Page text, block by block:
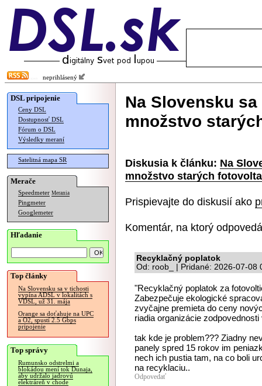
neprihlásený
DSL pripojenie
Ceny DSL
Dostupnosť DSL
Fórum o DSL
Výsledky meraní
Satelitná mapa SR
Merače
Speedmeter Merania
Pingmeter
Googlemeter
Hľadanie
Top články
Na Slovensku sa v tichosti
vypína ADSL v lokalitách s
VDSL, už 31. mája
Orange sa doťahuje na UPC
a O2, spustí 2.5 Gbps
pripojenie
Top správy
Rumunsko odstrelmi a
blokádou mení tok Dunaja,
aby udržalo jadrovú
elektráreň v chode
Na Slovensku
množstvo
Diskusia k článku: Na
množstvo starých
Prispievajte do diskusií ako
Komentár, na ktorý
Recyklačný poplatok
Od: roob_ | Pridané: 2026-07-08
"Recyklačný poplatok za
Zabezpečuje ekologické
zvyčajne premieta do ceny
riadia organizácie
tak kde je problem??? Ziadny
panely spred 15 rokov im
nech ich pustia tam, na co boli
na recyklaciu..
Odpovedať